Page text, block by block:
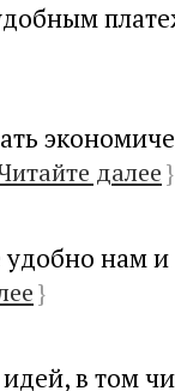
далее}
удобно нам
}
в том